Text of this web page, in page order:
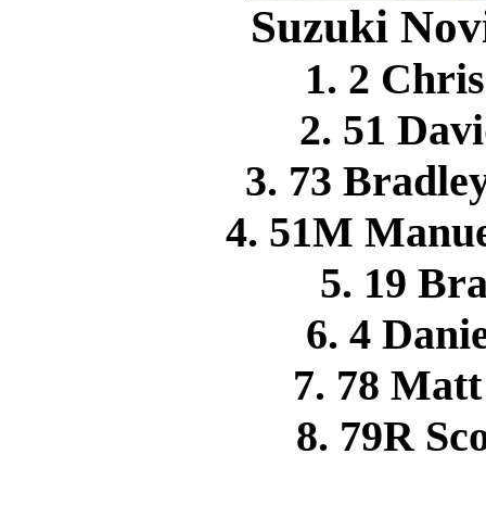
Suzuki
1. 2
2. 51
3. 73
4. 51M
5. 19
6. 4
7. 78
8. 79R